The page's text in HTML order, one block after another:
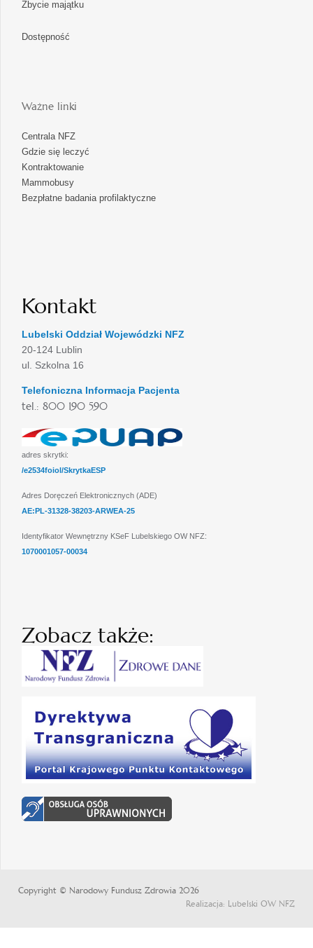
Zbycie majątku
Dostępność
Ważne linki
Centrala NFZ
Gdzie się leczyć
Kontraktowanie
Mammobusy
Bezpłatne badania profilaktyczne
Kontakt
Lubelski Oddział Wojewódzki NFZ
20-124 Lublin
ul. Szkolna 16
Telefoniczna Informacja Pacjenta
tel.: 800 190 590
adres skrytki:
/e2534foiol/SkrytkaESP
Adres Doręczeń Elektronicznych (ADE)
AE:PL-31328-38203-ARWEA-25
Identyfikator Wewnętrzny KSeF Lubelskiego OW NFZ:
1070001057-00034
Zobacz także:
Copyright © Narodowy Fundusz Zdrowia 2026
Realizacja: Lubelski OW NFZ